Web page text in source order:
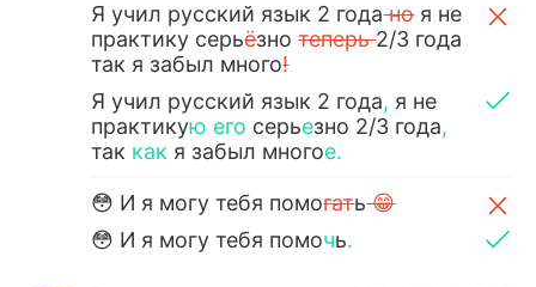
Я учил русский язык 2 годаноя не
практику серьёзнотеперь2/3 года
так я забыл много!
Я учил русский язык 2 года, я не
практикую его серьезно 2/3 года,
так как я забыл многое.
😳 И я могу тебя помогать😁
😳 И я могу тебя помочь.